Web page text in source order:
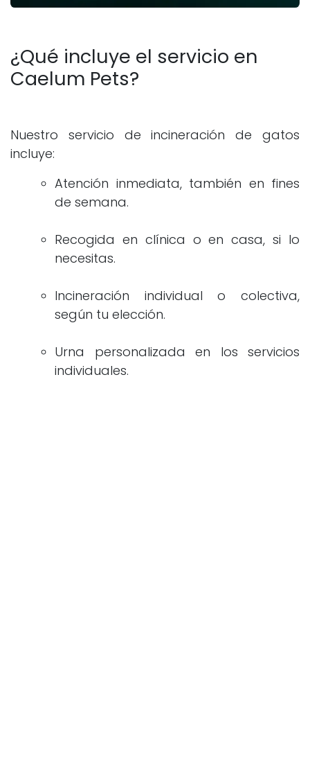
¿Qué incluye el servicio en
Caelum Pets?
Nuestro servicio de incineración de gatos
incluye:
Atención inmediata, también en fines
de semana.
Recogida en clínica o en casa, si lo
necesitas.
Incineración individual o colectiva,
según tu elección.
Urna personalizada en los servicios
individuales.